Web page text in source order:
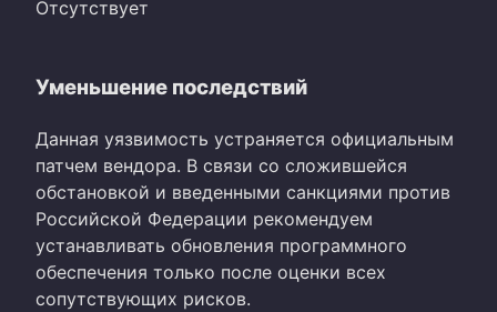
Отсутствует
Уменьшение последствий
Данная уязвимость устраняется официальным
патчем вендора. В связи со сложившейся
обстановкой и введенными санкциями против
Российской Федерации рекомендуем
устанавливать обновления программного
обеспечения только после оценки всех
сопутствующих рисков.